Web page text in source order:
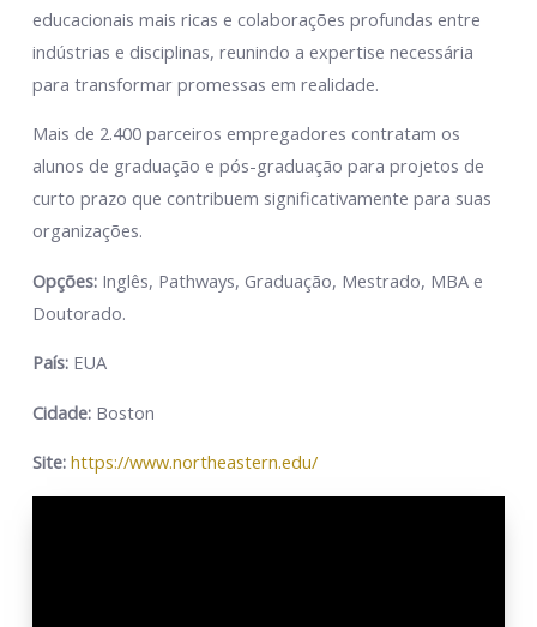
educacionais mais ricas e colaborações profundas entre
indústrias e disciplinas, reunindo a expertise necessária
para transformar promessas em realidade.
Mais de 2.400 parceiros empregadores contratam os
alunos de graduação e pós-graduação para projetos de
curto prazo que contribuem significativamente para suas
organizações.
Opções:Inglês, Pathways, Graduação, Mestrado, MBA e
Doutorado.
País:EUA
Cidade:Boston
Site: https://www.northeastern.edu/